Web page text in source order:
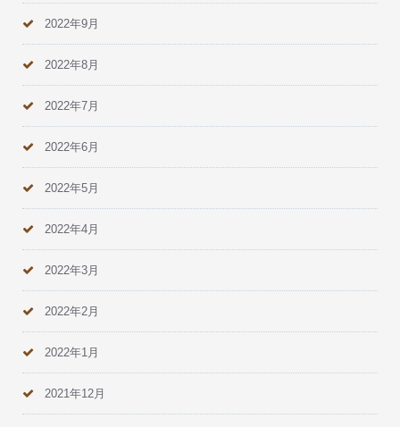
2022年9月
2022年8月
2022年7月
2022年6月
2022年5月
2022年4月
2022年3月
2022年2月
2022年1月
2021年12月